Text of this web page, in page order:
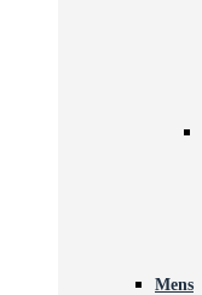
Mens